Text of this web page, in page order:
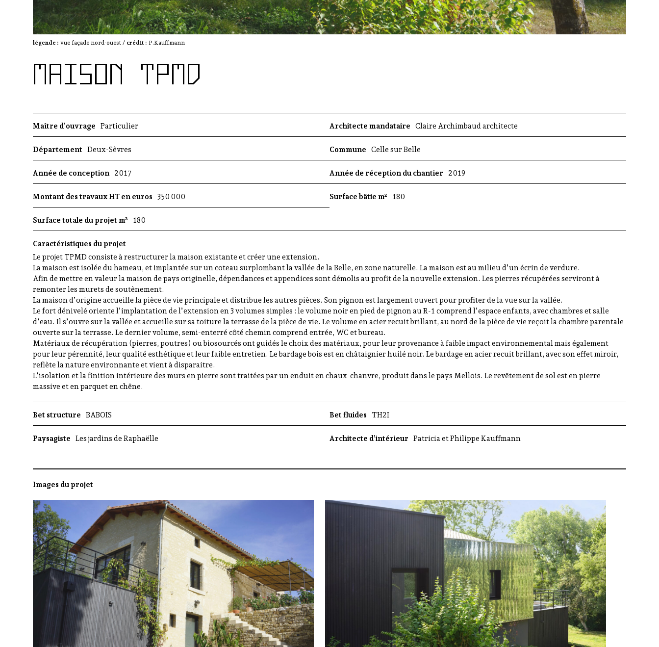
e
e
n
A
q
u
i
t
a
i
légende : vue façade nord-ouest / crédit : P.Kauffmann
MAISON TPMD
Maître d’ouvrage Particulier Architecte mandataire Claire Archimbaud architecte
Département Deux-Sèvres Commune Celle sur Belle
Année de conception 2017 Année de réception du chantier 2019
Montant des travaux HT en euros 350 000 Surface bâtie m² 180
Surface totale du projet m² 180
Caractéristiques du projet
Le projet TPMD consiste à restructurer la maison existante et créer une extension.
La maison est isolée du hameau, et implantée sur un coteau surplombant la vallée de la Belle, en zone naturelle. La maison est au milieu d’un écrin de verdure.
Afin de mettre en valeur la maison de pays originelle, dépendances et appendices sont démolis au profit de la nouvelle extension. Les pierres récupérées serviront à
remonter les murets de soutènement.
La maison d’origine accueille la pièce de vie principale et distribue les autres pièces. Son pignon est largement ouvert pour profiter de la vue sur la vallée.
Le fort dénivelé oriente l’implantation de l’extension en 3 volumes simples : le volume noir en pied de pignon au R-1 comprend l’espace enfants, avec chambres et salle
d’eau. Il s’ouvre sur la vallée et accueille sur sa toiture la terrasse de la pièce de vie. Le volume en acier recuit brillant, au nord de la pièce de vie reçoit la chambre parentale
ouverte sur la terrasse. Le dernier volume, semi-enterré côté chemin comprend entrée, WC et bureau.
Matériaux de récupération (pierres, poutres) ou biosourcés ont guidés le choix des matériaux, pour leur provenance à faible impact environnemental mais également
pour leur pérennité, leur qualité esthétique et leur faible entretien. Le bardage bois est en châtaignier huilé noir. Le bardage en acier recuit brillant, avec son effet miroir,
reflète la nature environnante et vient à disparaitre.
L’isolation et la finition intérieure des murs en pierre sont traitées par un enduit en chaux-chanvre, produit dans le pays Mellois. Le revêtement de sol est en pierre
massive et en parquet en chêne.
Bet structure BABOIS Bet fluides TH2I
Paysagiste Les jardins de Raphaëlle Architecte d’intérieur Patricia et Philippe Kauffmann
Images du projet